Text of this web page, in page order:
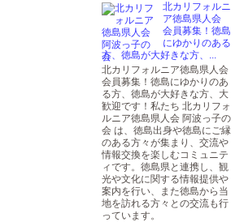
北カリフォルニ
ア徳島県人会
会員募集！徳島
にゆかりのある
方、徳島が大好きな方、...
北カリフォルニア徳島県人会
会員募集！徳島にゆかりのあ
る方、徳島が大好きな方、大
歓迎です！私たち 北カリフォ
ルニア徳島県人会 阿波っ子の
会 は、徳島出身や徳島にご縁
のある方々が集まり、交流や
情報交換を楽しむコミュニテ
ィです。徳島県と連携し、観
光や文化に関する情報提供や
案内を行い、また徳島から当
地を訪れる方々との交流も行
っています。